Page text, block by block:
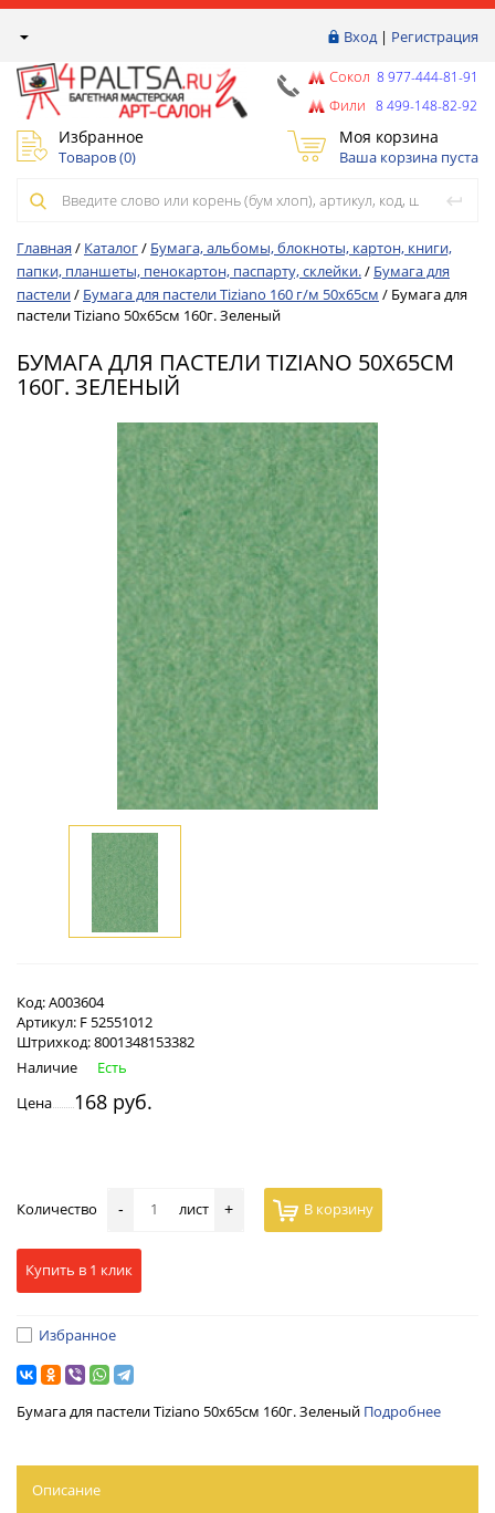
Вход| Регистрация
Сокол 8 977-444-81-91
Фили 8 499-148-82-92
Избранное
Товаров (0)
Моя корзина
Ваша корзина пуста
Главная / Каталог/ Бумага, альбомы, блокноты, картон, книги,
папки, планшеты, пенокартон, паспарту, склейки./ Бумага для
пастели/ Бумага для пастели Tiziano 160 г/м 50х65см / Бумага для
пастели Tiziano 50х65см 160г. Зеленый
БУМАГА ДЛЯ ПАСТЕЛИ TIZIANO 50Х65СМ
160Г. ЗЕЛЕНЫЙ
Код:А003604
Артикул: F 52551012
Штрихкод:8001348153382
Наличие
Есть
Цена
168 руб.
Количество - лист + В корзину
Купить в 1 клик
Избранное
Бумага для пастели Tiziano 50х65см 160г. Зеленый Подробнее
Описание